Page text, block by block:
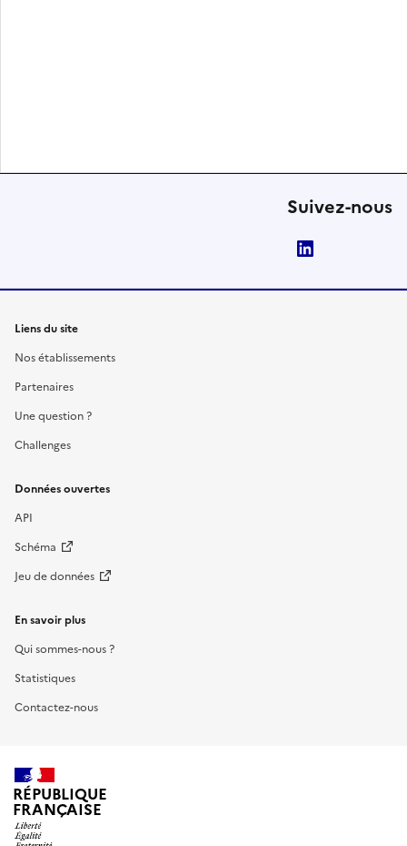
Suivez-nous
Liens du site
Nos établissements
Partenaires
Une question ?
Challenges
Données ouvertes
API
Schéma
Jeu de données
En savoir plus
Qui sommes-nous ?
Statistiques
Contactez-nous
RÉPUBLIQUE
FRANÇAISE